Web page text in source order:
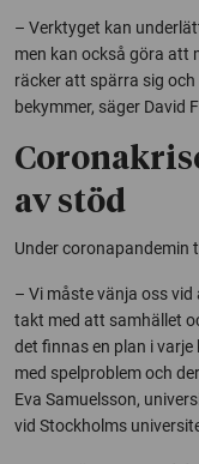
– Verktyget kan
men kan också göra att
räcker att spärra sig
bekymmer, säger David
av stöd
Under coronapandemin
– Vi måste vänja oss
takt med att samhället
det finnas en plan i
med spelproblem och
Eva Samuelsson,
vid Stockholms